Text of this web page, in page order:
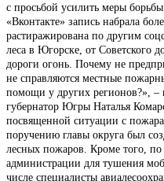
с просьбой усилить меры
«Вконтакте» запись набрала
растиражирована по другим
леса в Югорске, от Советского
дороги огонь. Почему не
не справляются местные
помощи у других регионов?»,
губернатор Югры Наталья
посвященной ситуации с
поручению главы округа был
лесных пожаров. Кроме того, по
администрации для тушения
числе специалисты